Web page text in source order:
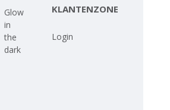
Glow
in
the
dark
KLANTENZONE
Login